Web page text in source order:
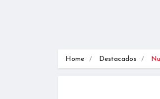
Home Destacados